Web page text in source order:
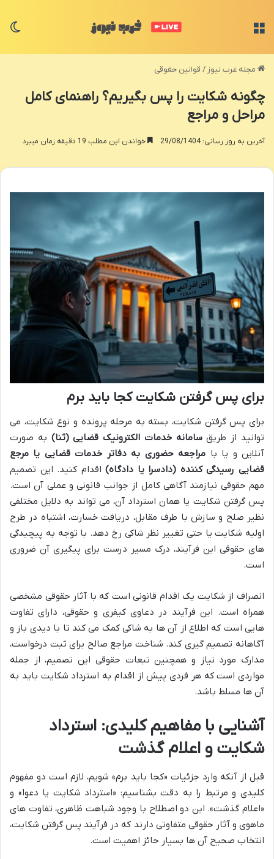
مجله غرب نیوز / قوانین حقوقی
چگونه شکایت را پس بگیریم؟ راهنمای کامل
مراحل و مراجع
آخرین به روز رسانی: 29/08/1404 خواندن این مطلب 19 دقیقه زمان میبرد
برای پس گرفتن شکایت کجا باید برم
برای پس گرفتن شکایت، بسته به مرحله پرونده و نوع شکایت، می
توانید از طریقسامانه خدمات الکترونیک قضایی (ثنا) به صورت
آنلاین و یا با مراجعه حضوری به دفاتر خدمات قضایی یا مرجع
قضایی رسیدگی کننده (دادسرا یا دادگاه)اقدام کنید. این تصمیم
مهم حقوقی نیازمند آگاهی کامل از جوانب قانونی و عملی آن است.
پس گرفتن شکایت یا همان استرداد آن، می تواند به دلایل مختلفی
نظیر صلح و سازش با طرف مقابل، دریافت خسارت، اشتباه در طرح
اولیه شکایت یا حتی تغییر نظر شاکی رخ دهد. با توجه به پیچیدگی
های حقوقی این فرآیند، درک مسیر درست برای پیگیری آن ضروری
است.
انصراف از شکایت یک اقدام قانونی است که با آثار حقوقی مشخصی
همراه است. این فرآیند در دعاوی کیفری و حقوقی، دارای تفاوت
هایی است که اطلاع از آن ها به شاکی کمک می کند تا با دیدی باز و
آگاهانه تصمیم گیری کند. شناخت مراجع صالح برای ثبت درخواست،
مدارک مورد نیاز و همچنین تبعات حقوقی این تصمیم، از جمله
مواردی است که هر فردی پیش از اقدام به استرداد شکایت باید به
آن ها مسلط باشد.
آشنایی با مفاهیم کلیدی: استرداد
شکایت و اعلام گذشت
قبل از آنکه وارد جزئیات «کجا باید برم» شویم، لازم است دو مفهوم
کلیدی و مرتبط را به دقت بشناسیم: «استرداد شکایت یا دعوا» و
«اعلام گذشت». این دو اصطلاح با وجود شباهت ظاهری، تفاوت های
ماهوی و آثار حقوقی متفاوتی دارند که در فرآیند پس گرفتن شکایت،
انتخاب صحیح آن ها بسیار حائز اهمیت است.